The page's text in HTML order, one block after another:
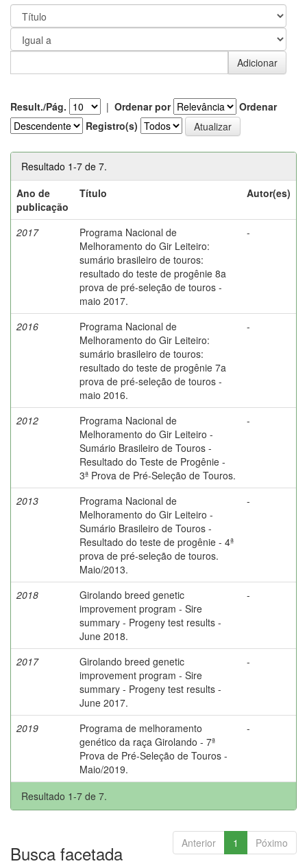
Result./Pág. | Ordenar por
Ordenar
Registro(s)
Resultado 1-7 de 7.
Ano de
publicação
Título Autor(es)
2017
Programa Nacional de
Melhoramento do Gir Leiteiro:
sumário brasileiro de touros:
resultado do teste de progênie 8a
prova de pré-seleção de touros -
maio 2017.
-
2016
Programa Nacional de
Melhoramento do Gir Leiteiro:
sumário brasileiro de touros:
resultado do teste de progênie 7a
prova de pré-seleção de touros -
maio 2016.
-
2012
Programa Nacional de
Melhoramento do Gir Leiteiro -
Sumário Brasileiro de Touros -
Resultado do Teste de Progênie -
3ª Prova de Pré-Seleção de Touros.
-
2013
Programa Nacional de
Melhoramento do Gir Leiteiro -
Sumário Brasileiro de Touros -
Resultado do teste de progênie - 4ª
prova de pré-seleção de touros.
Maio/2013.
-
2018
Girolando breed genetic
improvement program - Sire
summary - Progeny test results -
June 2018.
-
2017
Girolando breed genetic
improvement program - Sire
summary - Progeny test results -
June 2017.
-
2019
Programa de melhoramento
genético da raça Girolando - 7ª
Prova de Pré-Seleção de Touros -
Maio/2019.
-
Resultado 1-7 de 7.
Anterior 1 Póximo
Busca facetada